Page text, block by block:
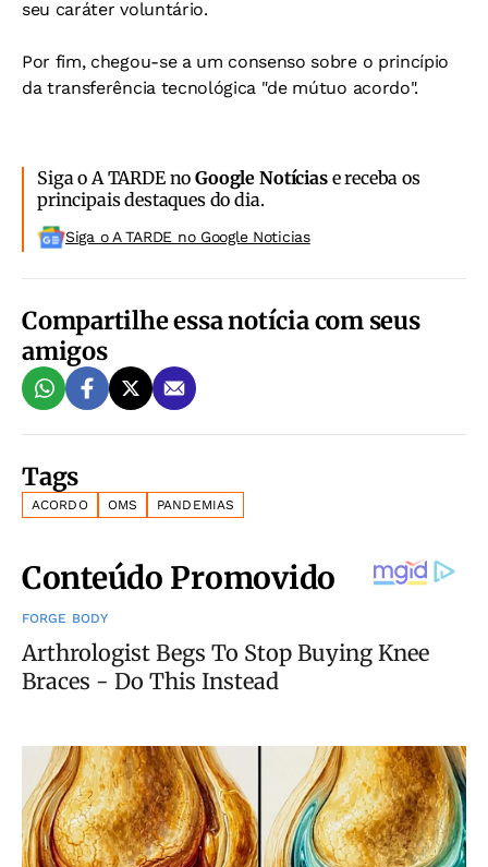
seu caráter voluntário.
Por fim, chegou-se a um consenso sobre o princípio
da transferência tecnológica "de mútuo acordo".
Siga o A TARDE noGoogle Notíciase receba os
principais destaques do dia.
Siga o A TARDE no Google Noticias
Compartilhe essa notícia com seus
amigos
Tags
ACORDO OMS PANDEMIAS